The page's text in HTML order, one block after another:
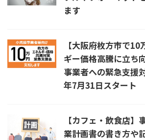
ます
【大阪府枚方市で
ギー価格高騰に立ち
事業者への緊急支援
年7月31日スタート
【カフェ・飲食店】
業計画書の書き方や